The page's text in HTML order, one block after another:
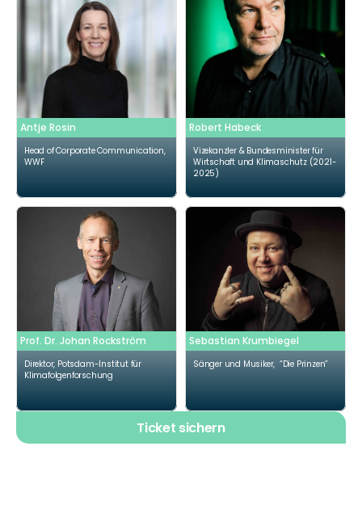
Antje Rosin
Head of Corporate Communication,
WWF
Robert Habeck
Vizekanzler & Bundesminister für
Wirtschaft und Klimaschutz (2021-
2025)
C: M. Axelsson/Azote
Prof. Dr. Johan Rockström
Direktor, Potsdam-Institut für
Klimafolgenforschung
Sebastian Krumbiegel
Sänger und Musiker,  “Die Prinzen”
Ticket sichern